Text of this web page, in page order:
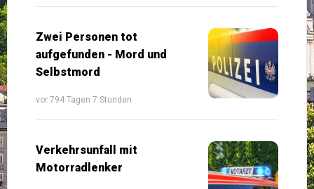
Zwei Personen tot
aufgefunden - Mord und
Selbstmord
vor 794 Tagen 7 Stunden
Verkehrsunfall mit
Motorradlenker